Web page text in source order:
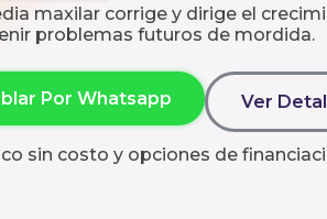
maxilar corrige y dirige el
problemas futuros de mordida.
Por Whatsapp Ver
sin costo y opciones de